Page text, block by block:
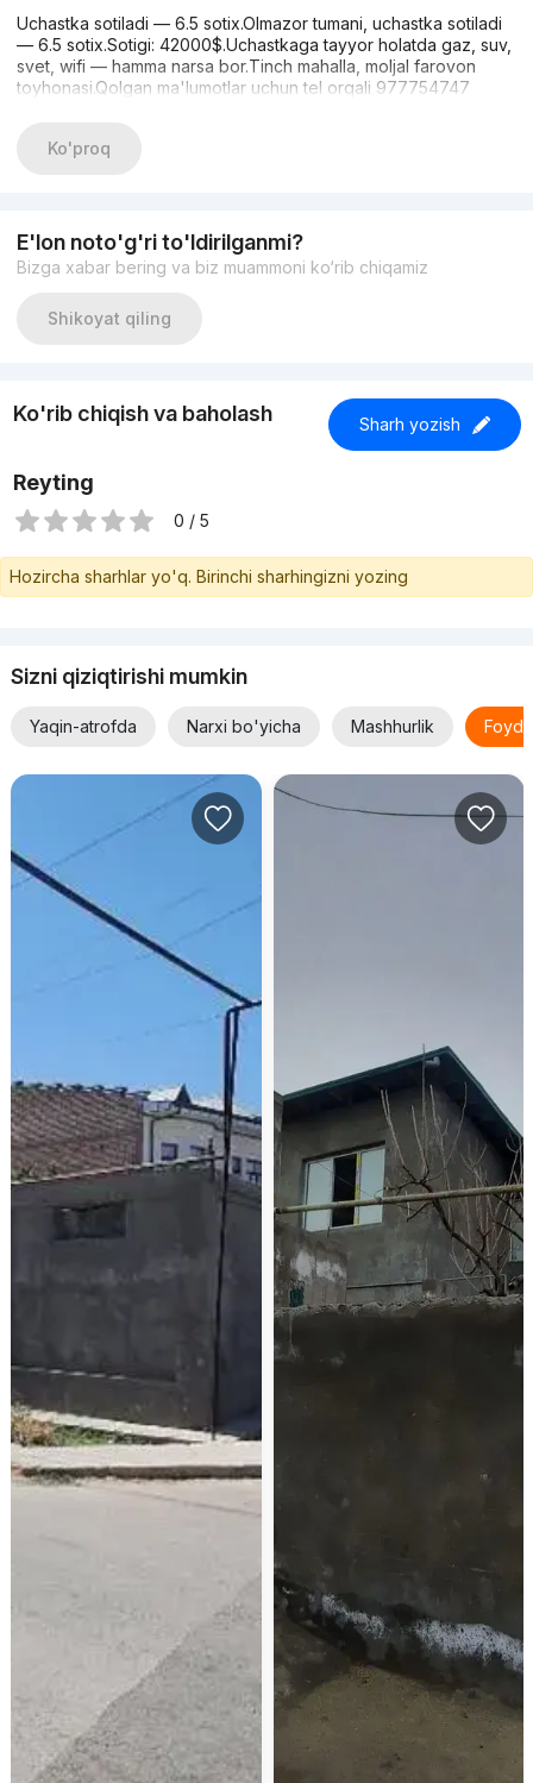
Uchastka sotiladi — 6.5 sotix.Olmazor tumani, uchastka sotiladi
— 6.5 sotix.Sotigi: 42000$.Uchastkaga tayyor holatda gaz, suv,
svet, wifi — hamma narsa bor.Tinch mahalla, moljal farovon
toyhonasi.Qolgan ma'lumotlar uchun tel orqali 977754747
Ko'proq
E'lon noto'g'ri to'ldirilganmi?
Bizga xabar bering va biz muammoni ko‘rib chiqamiz
Shikoyat qiling
Ko'rib chiqish va baholash Sharh yozish
Reyting
0 / 5
Hozircha sharhlar yo'q. Birinchi sharhingizni yozing
Sizni qiziqtirishi mumkin
Yaqin-atrofda Narxi bo'yicha Mashhurlik